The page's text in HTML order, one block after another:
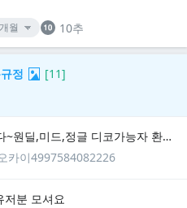
10추
정 [11]
자랭(실,골,플) 1분 구합니다~원딜,미드,정글 디코가능자 환영합니다
카이4997584082226
저분 모셔요